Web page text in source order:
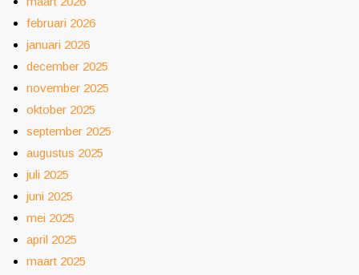
februari 2026
januari 2026
december 2025
november 2025
oktober 2025
september 2025
augustus 2025
juli 2025
juni 2025
mei 2025
april 2025
maart 2025